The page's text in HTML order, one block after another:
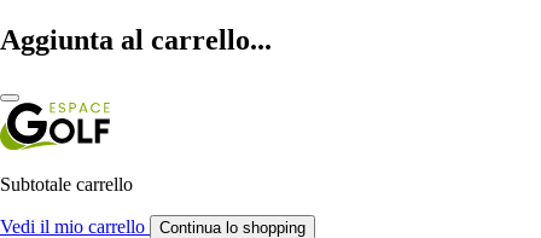
Aggiunta al carrello...
Subtotale carrello
Vedi il mio carrello Continua lo shopping